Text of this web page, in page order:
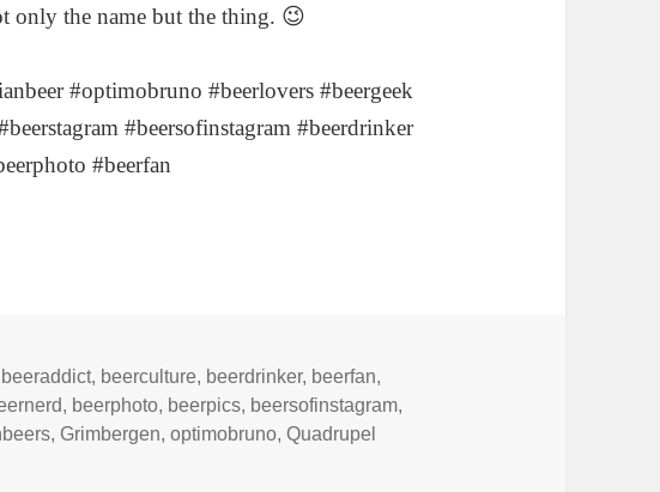
only the name but the thing. 😉
#optimobruno #beerlovers #beergeek
#beersofinstagram #beerdrinker
#beerfan
Schlagwörter
beeraddict, beerculture, beerdrinker, beerfan,
, beerphoto, beerpics, beersofinstagram,
, Grimbergen,optimobruno,Quadrupel
– Optimo Bruno